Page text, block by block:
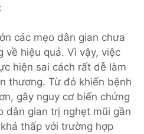
các mẹo dân gian chưa
về hiệu quả. Vì vậy, việc
hiện sai cách rất dễ làm
thương. Từ đó khiến bệnh
gây nguy cơ biến chứng
dân gian trị nghẹt mũi gần
thấp với trường hợp